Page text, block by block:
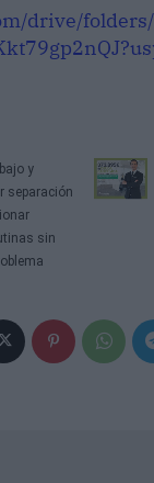
drive/
y
separación
sin